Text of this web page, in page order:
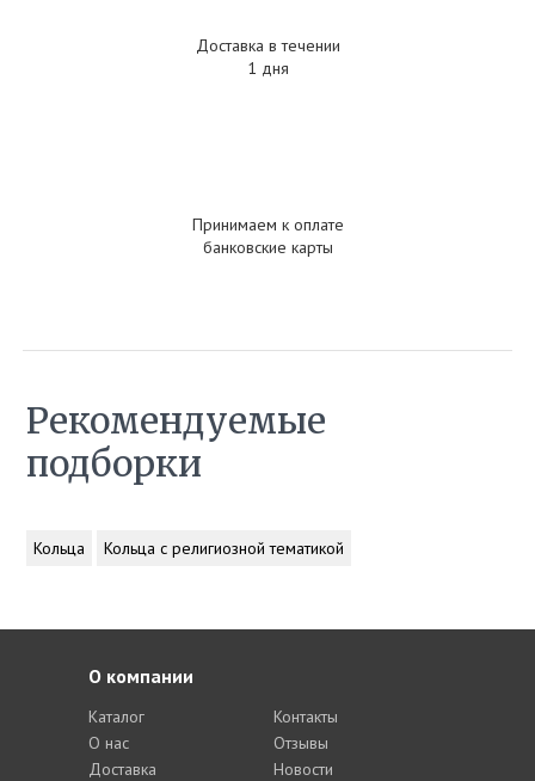
Доставка в течении
1 дня
Принимаем к оплате
банковские карты
Рекомендуемые
подборки
Кольца Кольца с религиозной тематикой
О компании
Каталог
О нас
Доставка
Контакты
Отзывы
Новости